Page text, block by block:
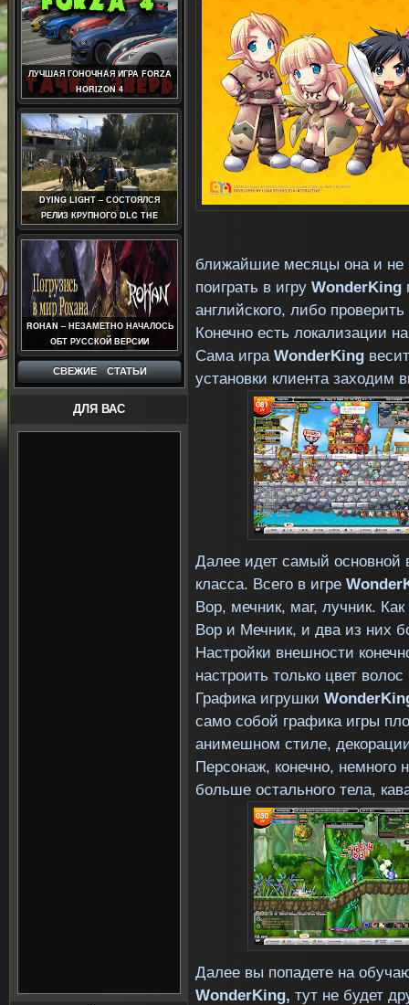
ЛУЧШАЯ ГОНОЧНАЯ ИГРА FORZA
HORIZON 4
DYING LIGHT – СОСТОЯЛСЯ
РЕЛИЗ КРУПНОГО DLC THE
FOLLOWING
ROHAN – НЕЗАМЕТНО НАЧАЛОСЬ
ОБТ РУССКОЙ ВЕРСИИ
СВЕЖИЕ СТАТЬИ
ДЛЯ ВАС
ближайшие месяцы она и
поиграть в игру WonderKing
английского, либо
Конечно есть локализации
Сама игра WonderKing
установки клиента заходим
Далее идет самый основной
класса. Всего в игре
Вор, мечник, маг, лучник.
Вор и Мечник, и два из них
Настройки внешности
настроить только цвет волос
Графика игрушки
само собой графика игры
анимешном стиле,
Персонаж, конечно, немного
больше остального тела,
Далее вы попадете на
WonderKing, тут не будет